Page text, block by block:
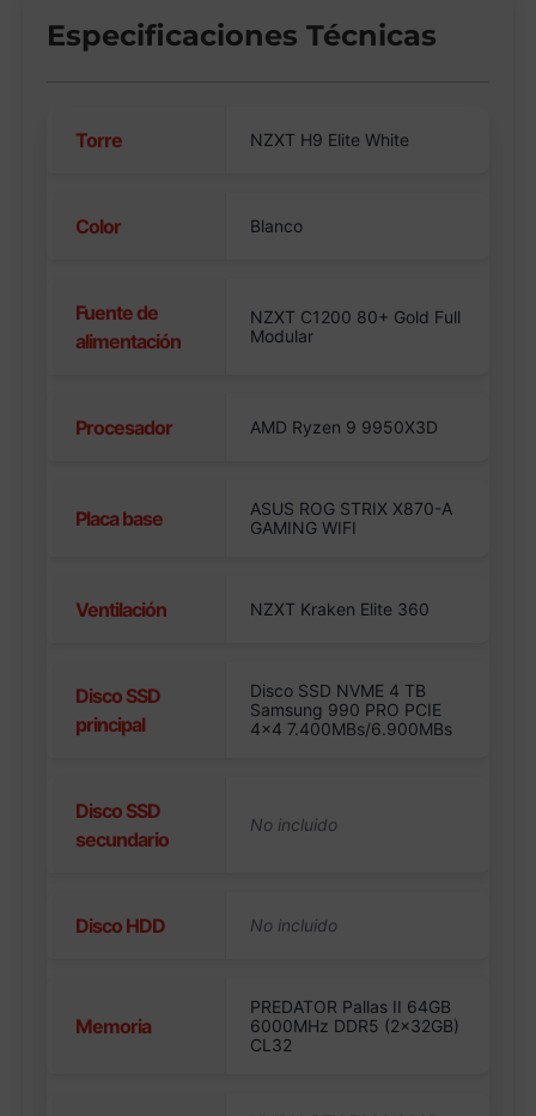
Especificaciones Técnicas
Torre NZXT H9 Elite White
Color Blanco
Fuente de
alimentación
NZXT C1200 80+ Gold Full
Modular
Procesador AMD Ryzen 9 9950X3D
Placa base
ASUS ROG STRIX X870-A
GAMING WIFI
Ventilación NZXT Kraken Elite 360
Disco SSD
principal
Disco SSD NVME 4 TB
Samsung 990 PRO PCIE
4×4 7.400MBs/6.900MBs
Disco SSD
secundario
Disco HDD
Memoria
PREDATOR Pallas II 64GB
6000MHz DDR5 (2x32GB)
CL32